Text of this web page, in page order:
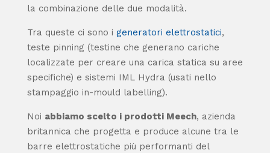
la combinazione delle due modalità.
Tra queste ci sono i generatori elettrostatici,
teste pinning (testine che generano cariche
localizzate per creare una carica statica su aree
specifiche) e sistemi IML Hydra (usati nello
stampaggio in-mould labelling).
Noi abbiamo scelto i prodotti Meech, azienda
britannica che progetta e produce alcune tra le
barre elettrostatiche più performanti del